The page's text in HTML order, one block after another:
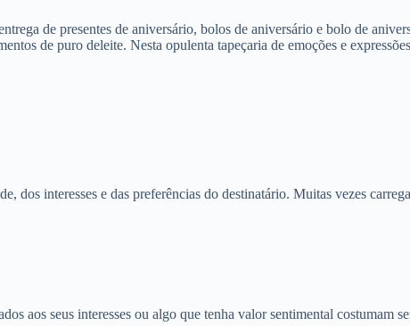
de presentes de aniversário, bolos de aniversário e bolo de
de puro deleite. Nesta opulenta tapeçaria de emoções e
dos interesses e das preferências do destinatário. Muitas vezes
aos seus interesses ou algo que tenha valor sentimental costumam